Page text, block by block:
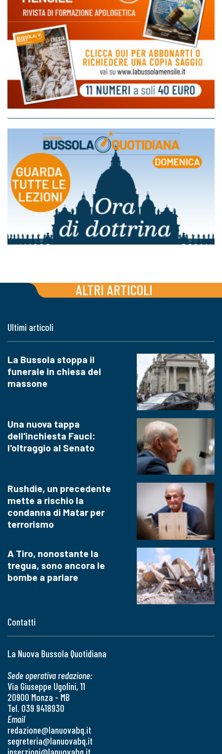
ALTRI ARTICOLI
Contatti
La Nuova Bussola Quotidiana
Sede operativa redazione:
Via Giuseppe Ugolini, 11
20900 Monza - MB
Tel. 039 9418930
Email
redazione@lanuovabq.it
segreteria@lanuovabq.it
Ultimi articoli
La Bussola stoppa il
funerale in chiesa del
massone
Una nuova tappa
dell'inchiesta Fauci:
l'oltraggio al Senato
Rushdie, un precedente
mette a rischio la
condanna di Matar per
terrorismo
A Tiro, nonostante la
tregua, sono ancora le
bombe a parlare